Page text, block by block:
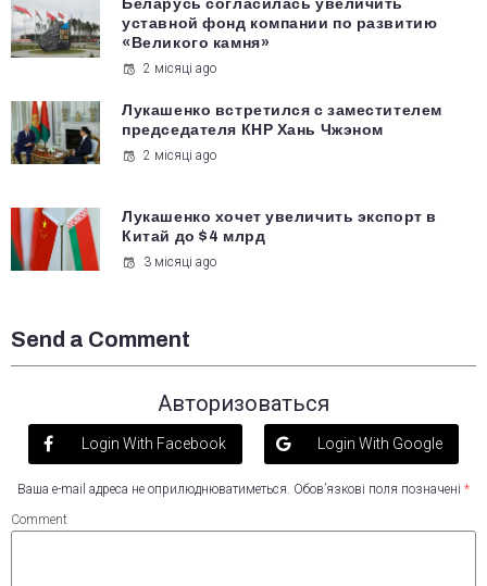
Беларусь согласилась увеличить
уставной фонд компании по развитию
«Великого камня»
2 місяці ago
Лукашенко встретился с заместителем
председателя КНР Хань Чжэном
2 місяці ago
Лукашенко хочет увеличить экспорт в
Китай до $4 млрд
3 місяці ago
Send a Comment
Авторизоваться
Login With Facebook Login With Google
Ваша e-mail адреса не оприлюднюватиметься. Обов’язкові поля позначені *
Comment